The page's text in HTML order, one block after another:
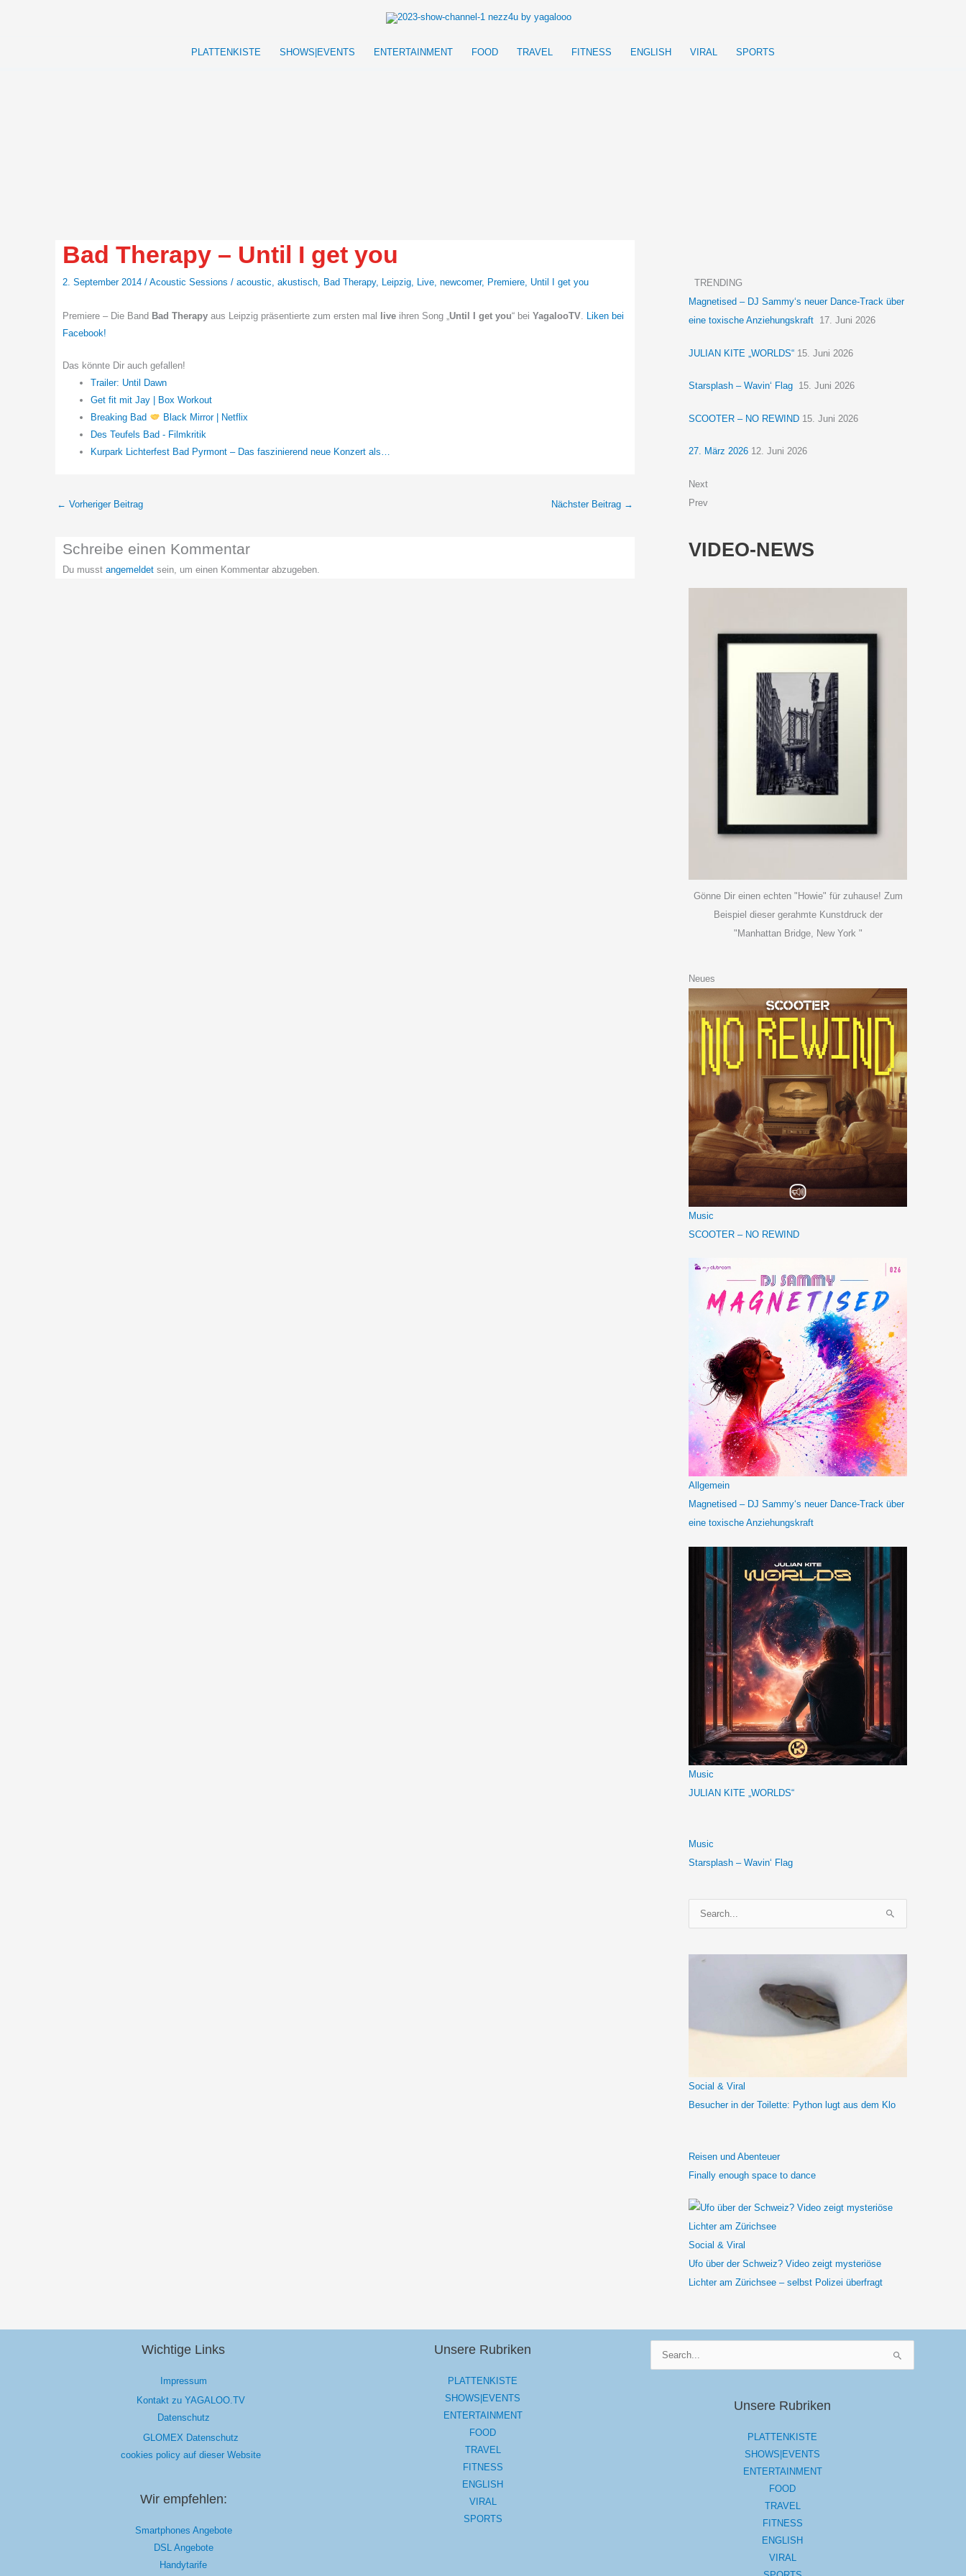
PLATTENKISTE
SHOWS|EVENTS ENTERTAINMENT FOOD TRAVEL FITNESS ENGLISH VIRAL SPORTS
Bad Therapy – Until I get you
2. September 2014 / Acoustic Sessions / acoustic, akustisch, Bad Therapy, Leipzig, Live, newcomer, Premiere, Until I get you
Premiere – Die Band Bad Therapy aus Leipzig präsentierte zum ersten mal live ihren Song „Until I get you“ bei YagalooTV. Liken bei
Facebook!
Das könnte Dir auch gefallen!
Trailer: Until Dawn
Get fit mit Jay | Box Workout
Breaking Bad
Black Mirror | Netflix
Des Teufels Bad - Filmkritik
Kurpark Lichterfest Bad Pyrmont – Das faszinierend neue Konzert als…
← Vorheriger Beitrag Nächster Beitrag →
Schreibe einen Kommentar
Du musst angemeldet sein, um einen Kommentar abzugeben.
TRENDING
Magnetised – DJ Sammy‘s neuer Dance-Track über
eine toxische Anziehungskraft 17. Juni 2026
JULIAN KITE „WORLDS“ 15. Juni 2026
Starsplash – Wavin‘ Flag 15. Juni 2026
SCOOTER – NO REWIND 15. Juni 2026
27. März 2026 12. Juni 2026
Next
Prev
VIDEO-NEWS
Gönne Dir einen echten "Howie" für zuhause! Zum
Beispiel dieser gerahmte Kunstdruck der
"Manhattan Bridge, New York "
Neues
Music
SCOOTER – NO REWIND
Allgemein
Magnetised – DJ Sammy‘s neuer Dance-Track über
eine toxische Anziehungskraft
Music
JULIAN KITE „WORLDS“
Music
Starsplash – Wavin‘ Flag
u
h
Social & Viral
Besucher in der Toilette: Python lugt aus dem Klo
Reisen und Abenteuer
Finally enough space to dance
Social & Viral
Ufo über der Schweiz? Video zeigt mysteriöse
Lichter am Zürichsee – selbst Polizei überfragt
Wichtige Links
Impressum
Kontakt zu YAGALOO.TV
Datenschutz
GLOMEX Datenschutz
cookies policy auf dieser Website
Wir empfehlen:
Smartphones Angebote
DSL Angebote
Handytarife
Unsere Rubriken
PLATTENKISTE
SHOWS|EVENTS
ENTERTAINMENT
FOOD
TRAVEL
FITNESS
ENGLISH
VIRAL
SPORTS
Unsere Rubriken
PLATTENKISTE
SHOWS|EVENTS
ENTERTAINMENT
FOOD
TRAVEL
FITNESS
ENGLISH
VIRAL